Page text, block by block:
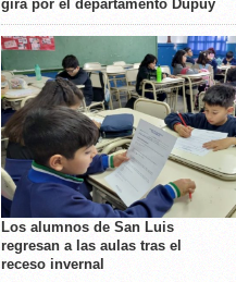
gira por el departamento Dupuy
Los alumnos de San Luis
regresan a las aulas tras el
receso invernal